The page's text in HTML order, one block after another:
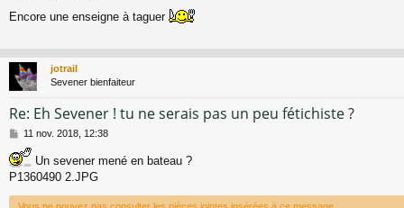
s
g
e
Encore une enseigne à taguer
jotrail
Sevener bienfaiteur
Re: Eh Sevener ! tu ne serais pas un peu fétichiste ?
M
s
s
11 nov. 2018, 12:38
Un sevener mené en bateau ?
P1360490 2.JPG